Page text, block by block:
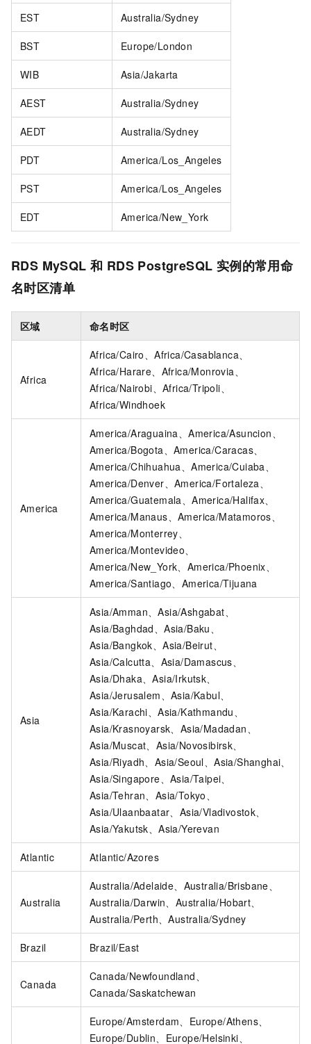
EST Australia/Sydney
BST Europe/London
WIB Asia/Jakarta
AEST Australia/Sydney
AEDT Australia/Sydney
PDT America/Los_Angeles
PST America/Los_Angeles
EDT America/New_York
RDS MySQL 和 RDS PostgreSQL 实例的常用命
名时区清单
区域 命名时区
Africa
Africa/Cairo、Africa/Casablanca、
Africa/Harare、Africa/Monrovia、
Africa/Nairobi、Africa/Tripoli、
Africa/Windhoek
America
America/Araguaina、America/Asuncion、
America/Bogota、America/Caracas、
America/Chihuahua、America/Cuiaba、
America/Denver、America/Fortaleza、
America/Guatemala、America/Halifax、
America/Manaus、America/Matamoros、
America/Monterrey、
America/Montevideo、
America/New_York、America/Phoenix、
America/Santiago、America/Tijuana
Asia
Asia/Amman、Asia/Ashgabat、
Asia/Baghdad、Asia/Baku、
Asia/Bangkok、Asia/Beirut、
Asia/Calcutta、Asia/Damascus、
Asia/Dhaka、Asia/Irkutsk、
Asia/Jerusalem、Asia/Kabul、
Asia/Karachi、Asia/Kathmandu、
Asia/Krasnoyarsk、Asia/Madadan、
Asia/Muscat、Asia/Novosibirsk、
Asia/Riyadh、Asia/Seoul、Asia/Shanghai、
Asia/Singapore、Asia/Taipei、
Asia/Tehran、Asia/Tokyo、
Asia/Ulaanbaatar、Asia/Vladivostok、
Asia/Yakutsk、Asia/Yerevan
Atlantic Atlantic/Azores
Australia
Australia/Adelaide、Australia/Brisbane、
Australia/Darwin、Australia/Hobart、
Australia/Perth、Australia/Sydney
Brazil Brazil/East
Canada
Canada/Newfoundland、
Canada/Saskatchewan
Europe/Amsterdam、Europe/Athens、
Europe/Dublin、Europe/Helsinki、